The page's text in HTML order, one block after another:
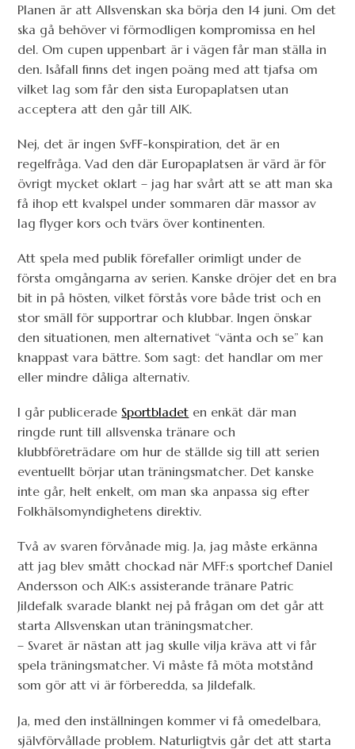
Planen är att Allsvenskan ska börja den 14 juni. Om det
ska gå behöver vi förmodligen kompromissa en hel
del. Om cupen uppenbart är i vägen får man ställa in
den. Isåfall finns det ingen poäng med att tjafsa om
vilket lag som får den sista Europaplatsen utan
acceptera att den går till AIK.
Nej, det är ingen SvFF-konspiration, det är en
regelfråga. Vad den där Europaplatsen är värd är för
övrigt mycket oklart – jag har svårt att se att man ska
få ihop ett kvalspel under sommaren där massor av
lag flyger kors och tvärs över kontinenten.
Att spela med publik förefaller orimligt under de
första omgångarna av serien. Kanske dröjer det en bra
bit in på hösten, vilket förstås vore både trist och en
stor smäll för supportrar och klubbar. Ingen önskar
den situationen, men alternativet “vänta och se” kan
knappast vara bättre. Som sagt: det handlar om mer
eller mindre dåliga alternativ.
I går publicerade Sportbladet en enkät där man
ringde runt till allsvenska tränare och
klubbföreträdare om hur de ställde sig till att serien
eventuellt börjar utan träningsmatcher. Det kanske
inte går, helt enkelt, om man ska anpassa sig efter
Folkhälsomyndighetens direktiv.
Två av svaren förvånade mig. Ja, jag måste erkänna
att jag blev smått chockad när MFF:s sportchef Daniel
Andersson och AIK:s assisterande tränare Patric
Jildefalk svarade blankt nej på frågan om det går att
starta Allsvenskan utan träningsmatcher.
– Svaret är nästan att jag skulle vilja kräva att vi får
spela träningsmatcher. Vi måste få möta motstånd
som gör att vi är förberedda, sa Jildefalk.
Ja, med den inställningen kommer vi få omedelbara,
självförvållade problem. Naturligtvis går det att starta